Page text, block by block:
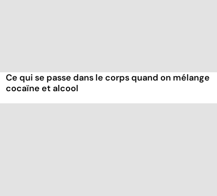
Ce qui se passe dans le corps quand on mélange
cocaïne et alcool